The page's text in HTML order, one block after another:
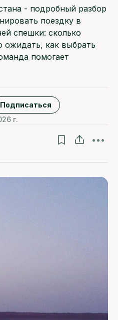
- подробный разбор
поездку в
спешки: сколько
ожидать, как выбрать
помогает
Подписаться
г.
•••